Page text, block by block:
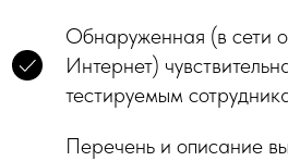
Обнаруженная (в сети
Интернет)
тестируемым
Перечень и описание